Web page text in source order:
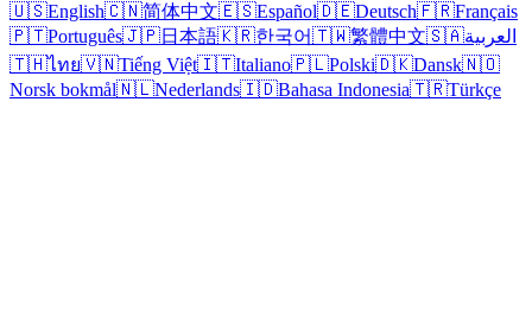
🇺🇸English🇨🇳简体中文🇪🇸Español🇩🇪Deutsch🇫🇷Français
🇵🇹Português🇯🇵日本語🇰🇷한국어🇹🇼繁體中文🇸🇦العربية
🇹🇭ไทย🇻🇳Tiếng Việt🇮🇹Italiano🇵🇱Polski🇩🇰Dansk🇳🇴
Norsk bokmål🇳🇱Nederlands🇮🇩Bahasa Indonesia🇹🇷Türkçe